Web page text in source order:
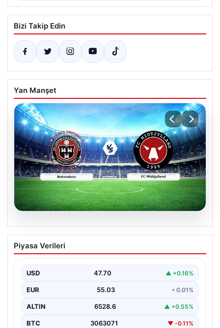
Bizi Takip Edin
Yan Manşet
06.08.2026
CANLI | Bohemians – FC Midtjylland
Maç Detayları ve Canlı Yayın Bilgileri
Ağustos 2026 tarihinde Dublin’deki Dalymount…
Piyasa Verileri
USD 47.70 ▲ +0.16%
EUR 55.03 • 0.01%
ALTIN 6528.6 ▲ +0.55%
BTC 3063071 ▼ -0.11%